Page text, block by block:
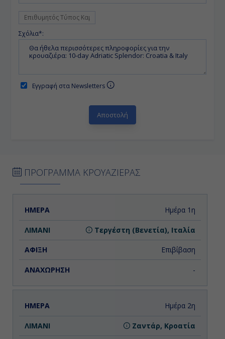
Σχόλια*:
Εγγραφή στα Newsletters
ΠΡΟΓΡΑΜΜΑ ΚΡΟΥΑΖΙΕΡΑΣ
ΗΜΕΡΑ ΑΝΑΧΩΡΗΣΗ
Ημέρα 1η
Τεργέστη (Βενετία), Ιταλία
Επιβίβαση
-
Ημέρα 2η
Ζαντάρ, Κροατία